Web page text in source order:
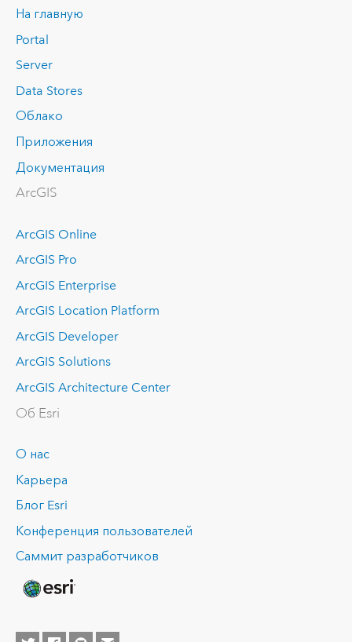
На главную
Portal
Server
Data Stores
Облако
Приложения
Документация
ArcGIS
ArcGIS Online
ArcGIS Pro
ArcGIS Enterprise
ArcGIS Location Platform
ArcGIS Developer
ArcGIS Solutions
ArcGIS Architecture Center
Об Esri
О нас
Карьера
Блог Esri
Конференция пользователей
Саммит разработчиков